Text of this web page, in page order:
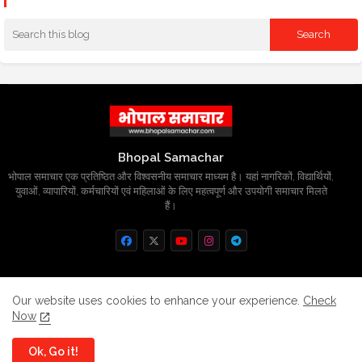
Bhopal Samachar
भोपाल समाचार एक प्रतिष्ठित और विश्वसनीय समाचार माध्यम है। यहां नागरिकों, विद्यार्थियों,
युवाओं, व्यापारियों, कर्मचारियों एवं महिलाओं के लिए महत्वपूर्ण और उपयोगी समाचार मिलते
हैं।
All Right Reserved Copyright
Home About Contact us
Privacy Policy
Our website uses cookies to enhance your experience. Check
Now
Ok, Go it!